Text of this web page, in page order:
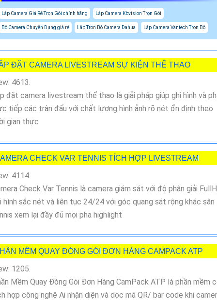
Lắp Camera Giá Rẻ Trọn Gói chính hãng Lắp Camera Kbvision Trọn Gói
Bộ Camera Chuyên Dụng giá rẻ Lắp Trọn Bộ Camera Dahua Lắp Camera Vantech Trọn Bộ
ĐẶT CAMERA LIVESTREAM SỰ KIỆN THỂ THAO
4613.
đặt camera livestream thể thao là giải pháp giúp ghi hình và
tiếp các trận đấu với chất lượng hình ảnh rõ nét ổn định theo
gian thực
CHECK VAR TENNIS TÍCH HỢP LIVESTREAM
4114.
Check Var Tennis là camera giám sát với độ phân giải
hình sắc nét và liên tục 24/24 với góc quang sát rộng khác sân
xem lại đầy đủ mọi pha highlight
MỀM QUAY ĐÓNG GÓI ĐƠN HÀNG CAMPACK ATP
1205.
Mềm Quay Đóng Gói Đơn Hàng CamPack ATP là phần mềm
hợp công nghệ Ai nhận diện và dọc mã QR/ bar code khi